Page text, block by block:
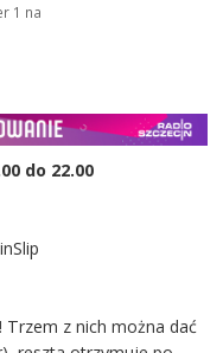
1 na
do 22.00
Trzem z nich można dać